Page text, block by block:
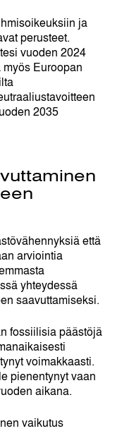
ja
perusteet.
vuoden 2024
Euroopan
2035
että
arviointia
yhteydessä
saavuttamiseksi.
fossiilisia päästöjä
voimakkaasti.
pienentynyt vaan
aikana.
vaikutus